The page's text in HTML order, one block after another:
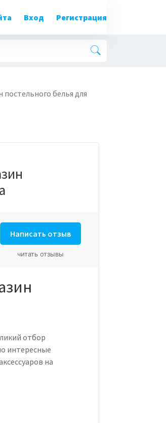
Вход Регистрация
постельного белья для
Написать отзыв
читать отзывы
отбор
интересные
на